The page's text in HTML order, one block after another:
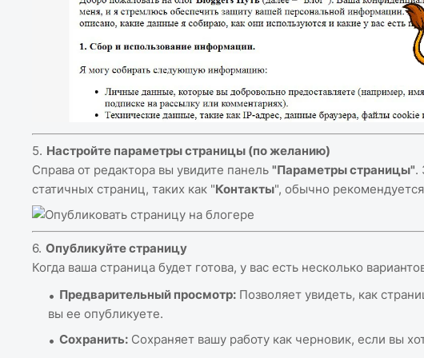
Настройте параметры страницы (по желанию)
Справа от редактора вы увидите панель "Параметры страницы".
статичных страниц, таких как "Контакты", обычно
Опубликуйте страницу
Когда ваша страница будет готова, у вас есть несколько
Предварительный просмотр: Позволяет увидеть, как
вы ее опубликуете.
Сохранить: Сохраняет вашу работу как черновик, если вы